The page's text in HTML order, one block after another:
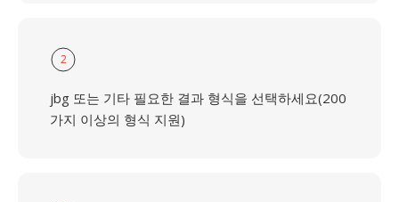
2
jbg 또는 기타 필요한 결과 형식을 선택하세요(200
가지 이상의 형식 지원)